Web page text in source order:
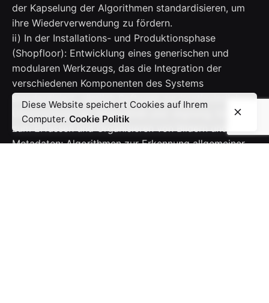
der Kapselung der Algorithmen standardisieren, um
ihre Wiederverwendung zu fördern.
ii) In der Installations- und Produktionsphase
(Shopfloor): Entwicklung eines generischen und
modularen Werkzeugs, das die Integration der
verschiedenen Komponenten des Systems
standardisiert, nämlich Software zur kontinuierlichen
Überwachung der Bildqualität und -eignung; Software
zum Erfassen und Organisieren von Bildern und
Metadaten; Algorithmen zur Erkennung allgemeiner
Diese Website speichert Cookies auf Ihrem
Computer. Cookie Politik